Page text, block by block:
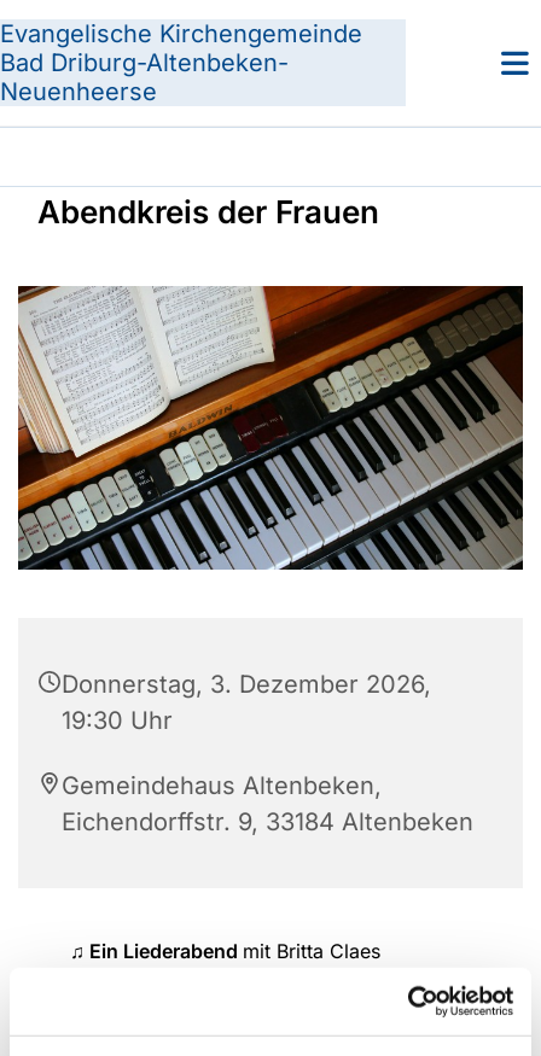
Evangelische Kirchengemeinde
Bad Driburg-Altenbeken-
Neuenheerse
Abendkreis der Frauen
Donnerstag, 3. Dezember 2026,
19:30 Uhr
Gemeindehaus Altenbeken,
Eichendorffstr. 9, 33184 Altenbeken
♫ Ein Liederabend mit Britta Claes
Neues und Bekanntes singen wir gemeinsam